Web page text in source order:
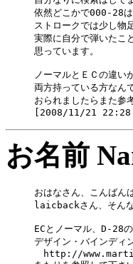
依然どこかで000-28
ストロークでは少し物
実際に自分で弾いたこ
思っています。
ノーマルとＥＣの違い
両方持っている方なん
おられましたらまた参
お名前
おはなさん、こんばんは
laicbackさん、そんな
ECとノーマル、D-28
デザイン・バインディ
http://